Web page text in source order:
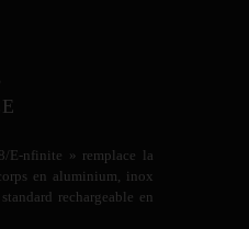
E-nfinite » remplace la
en aluminium, inox
rechargeable en